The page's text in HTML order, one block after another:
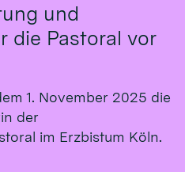
und
die Pastoral vor
1. November 2025 die
der
im Erzbistum Köln.